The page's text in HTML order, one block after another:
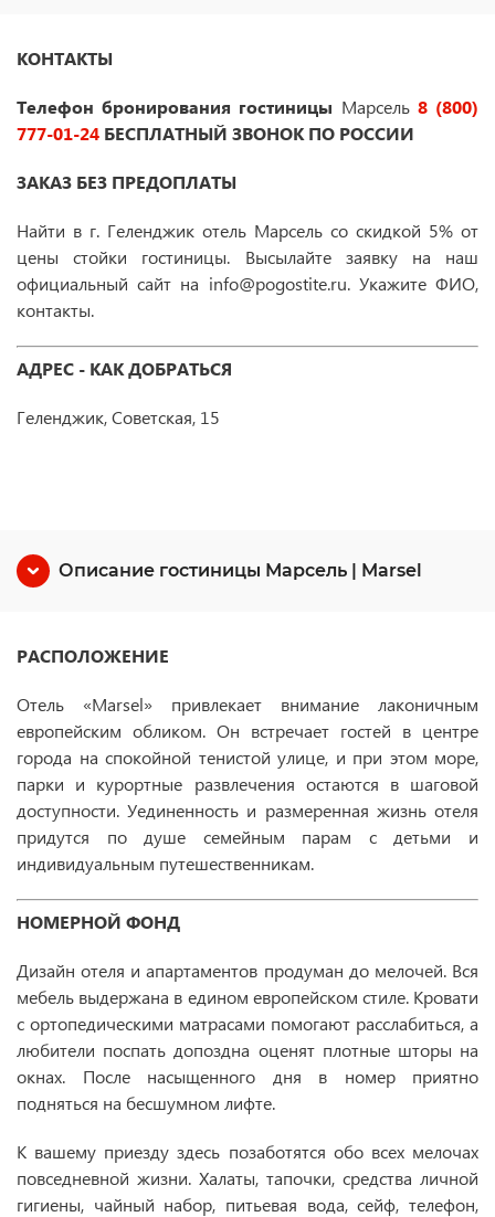
КОНТАКТЫ
Телефон бронирования гостиницы Марсель 8 (800)
777-01-24 БЕСПЛАТНЫЙ ЗВОНОК ПО РОССИИ
ЗАКАЗ БЕЗ ПРЕДОПЛАТЫ
Найти в г. Геленджик отель Марсель со скидкой 5% от
цены стойки гостиницы. Высылайте заявку на наш
официальный сайт на info@pogostite.ru. Укажите ФИО,
контакты.
АДРЕС - КАК ДОБРАТЬСЯ
Геленджик, Советская, 15
Описание гостиницы Марсель | Marsel
РАСПОЛОЖЕНИЕ
Отель «Marsel» привлекает внимание лаконичным
европейским обликом. Он встречает гостей в центре
города на спокойной тенистой улице, и при этом море,
парки и курортные развлечения остаются в шаговой
доступности. Уединенность и размеренная жизнь отеля
придутся по душе семейным парам с детьми и
индивидуальным путешественникам.
НОМЕРНОЙ ФОНД
Дизайн отеля и апартаментов продуман до мелочей. Вся
мебель выдержана в едином европейском стиле. Кровати
с ортопедическими матрасами помогают расслабиться, а
любители поспать допоздна оценят плотные шторы на
окнах. После насыщенного дня в номер приятно
подняться на бесшумном лифте.
К вашему приезду здесь позаботятся обо всех мелочах
повседневной жизни. Халаты, тапочки, средства личной
гигиены, чайный набор, питьевая вода, сейф, телефон,